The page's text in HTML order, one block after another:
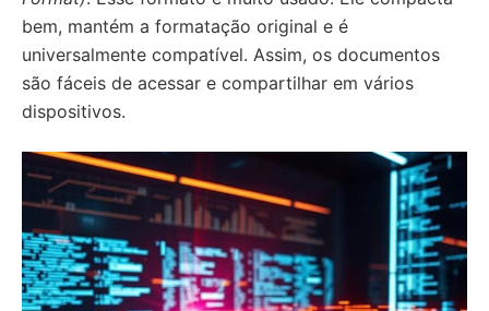
bem, mantém a formatação original e é
universalmente compatível. Assim, os documentos
são fáceis de acessar e compartilhar em vários
dispositivos.